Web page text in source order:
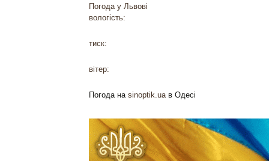
Погода у Львові
вологість:
тиск:
вітер:
Погода на sinoptik.uaв Одесі